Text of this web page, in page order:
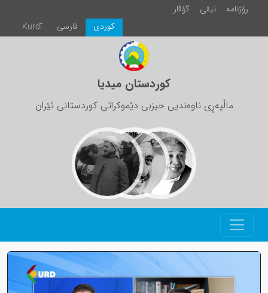
رۆژنامە تیڤی
گۆڤار
Kurdî
فارسی كوردی
کوردستان میدیا
ماڵپەڕی ناوەندیی حیزبی دێموکراتی کوردستانی ئێران